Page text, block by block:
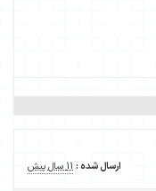
ارسال شده : 11 سال پیش